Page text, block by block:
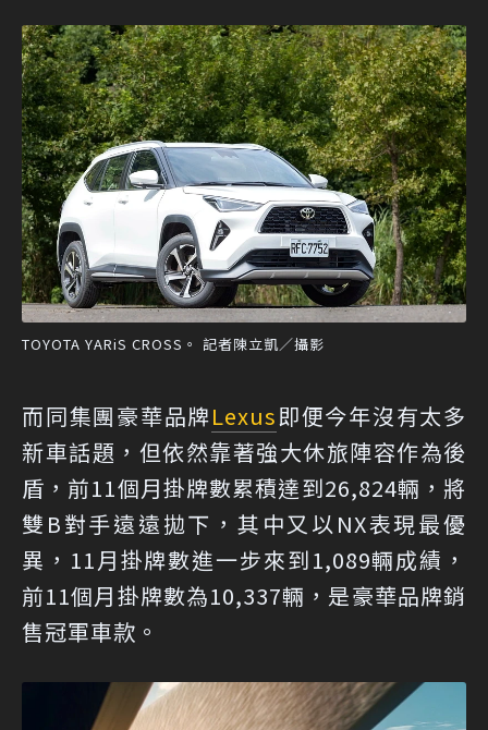
TOYOTA YARiS CROSS。 記者陳立凱／攝影
而同集團豪華品牌Lexus即便今年沒有太多
新車話題，但依然靠著強大休旅陣容作為後
盾，前11個月掛牌數累積達到26,824輛，將
雙B對手遠遠拋下，其中又以NX表現最優
異，11月掛牌數進一步來到1,089輛成績，
前11個月掛牌數為10,337輛，是豪華品牌銷
售冠軍車款。